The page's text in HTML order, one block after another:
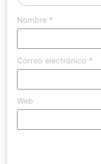
Nombre *
Correo electrónico *
Web